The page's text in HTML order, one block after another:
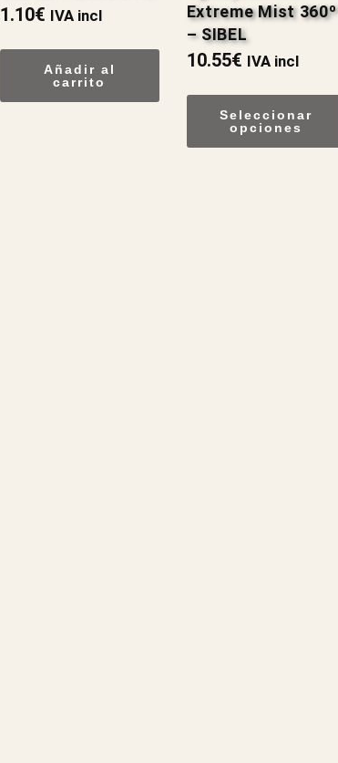
1.10€ IVA incl
Añadir al
carrito
Extreme Mist 360º
– SIBEL
10.55€ IVA incl
Seleccionar
opciones